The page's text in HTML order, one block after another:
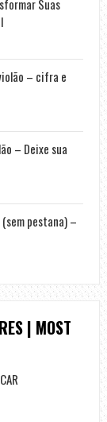
Suas
– cifra e
– Deixe sua
pestana) –
| MOST